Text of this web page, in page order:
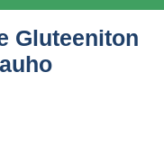
Gluteeniton